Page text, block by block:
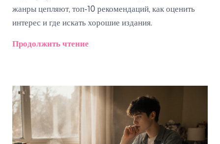
жанры цепляют, топ‑10 рекомендаций, как оценить
интерес и где искать хорошие издания.
Продолжить чтение